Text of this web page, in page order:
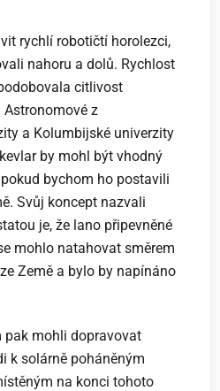
rychlí robotičtí horolezci,
nahoru a dolů. Rychlost
citlivost
z
a Kolumbijské univerzity
by mohl být vhodný
bychom ho postavili
Svůj koncept nazvali
je, že lano připevněné
mohlo natahovat směrem
Země a bylo by napínáno
pak mohli dopravovat
k solárně poháněným
na konci tohoto